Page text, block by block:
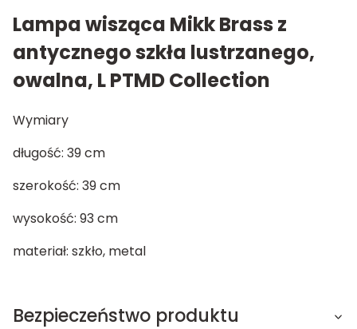
Lampa wisząca Mikk Brass z
antycznego szkła lustrzanego,
owalna, L PTMD Collection
Wymiary
długość: 39 cm
szerokość: 39 cm
wysokość: 93 cm
materiał: szkło, metal
Bezpieczeństwo produktu